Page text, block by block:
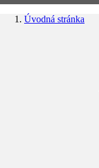
Úvodná stránka